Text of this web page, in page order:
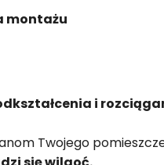
montażu
i
Twojego